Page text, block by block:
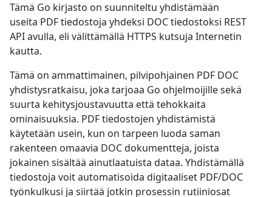
Tämä Go kirjasto on suunniteltu yhdistämään
useita PDF tiedostoja yhdeksi DOC tiedostoksi REST
API avulla, eli välittämällä HTTPS kutsuja Internetin
kautta.
Tämä on ammattimainen, pilvipohjainen PDF DOC
yhdistysratkaisu, joka tarjoaa Go ohjelmoijille sekä
suurta kehitysjoustavuutta että tehokkaita
ominaisuuksia. PDF tiedostojen yhdistämistä
käytetään usein, kun on tarpeen luoda saman
rakenteen omaavia DOC dokumentteja, joista
jokainen sisältää ainutlaatuista dataa. Yhdistämällä
tiedostoja voit automatisoida digitaaliset PDF/DOC
työnkulkusi ja siirtää jotkin prosessin rutiiniosat